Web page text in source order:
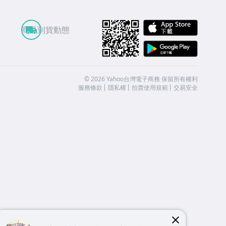
商品到貨動態
©2026 Yahoo台灣電子商務 保留所有權利
服務條款
隱私權 拍賣使用規範 交易安全